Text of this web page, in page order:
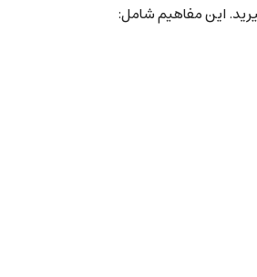
این مفاهیم شامل: